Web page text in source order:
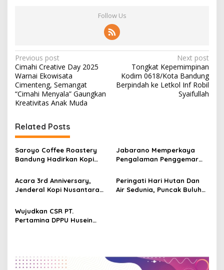
Follow Us
P
o
s
t
a
v
i
a
i
Previous post
Cimahi Creative Day 2025
Warnai Ekowisata
Cimenteng, Semangat
“Cimahi Menyala” Gaungkan
Kreativitas Anak Muda
Next post
Tongkat Kepemimpinan
Kodim 0618/Kota Bandung
Berpindah ke Letkol Inf Robil
Syaifullah
Related Posts
Saroyo Coffee Roastery
Bandung Hadirkan Kopi
Rasa Khas Nusantara
Jabarano Memperkaya
Pengalaman Penggemar
Dago
Acara 3rd Anniversary,
Jenderal Kopi Nusantara
Untuk Rakyat Palestina
Peringati Hari Hutan Dan
Air Sedunia, Puncak Buluh
Wujudkan CSR PT.
Pertamina DPPU Husein
Jabar